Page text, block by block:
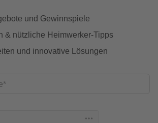
und Gewinnspiele
& nützliche Heimwerker-Tipps
und innovative Lösungen